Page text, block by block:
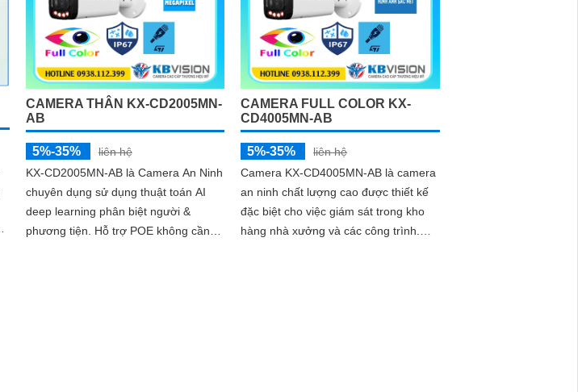
hợp chức năng cao cấp Thu Âm Và
Loa rõ ràng để mang lại trải nghiệm
hình ảnh và âm thanh tốt nhất
CAMERA THÂN KX-CD2005MN-
AB
5%-35%
liên hệ
KX-CD2005MN-AB là Camera An Ninh
chuyên dụng sử dụng thuật toán AI
deep learning phân biệt người &
phương tiện. Hỗ trợ POE không cần
CAMERA FULL COLOR KX-
CD4005MN-AB
5%-35%
liên hệ
Camera KX-CD4005MN-AB là camera
an ninh chất lượng cao được thiết kế
đặc biệt cho việc giám sát trong kho
hàng nhà xưởng và các công trình.